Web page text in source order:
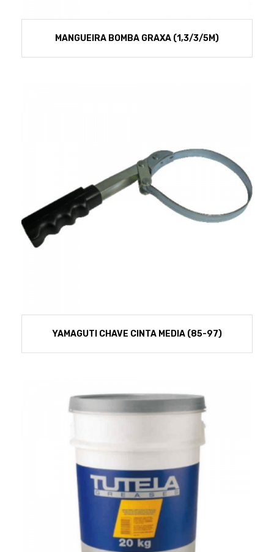
MANGUEIRA BOMBA GRAXA (1,3/3/5M)
YAMAGUTI CHAVE CINTA MEDIA (85-97)